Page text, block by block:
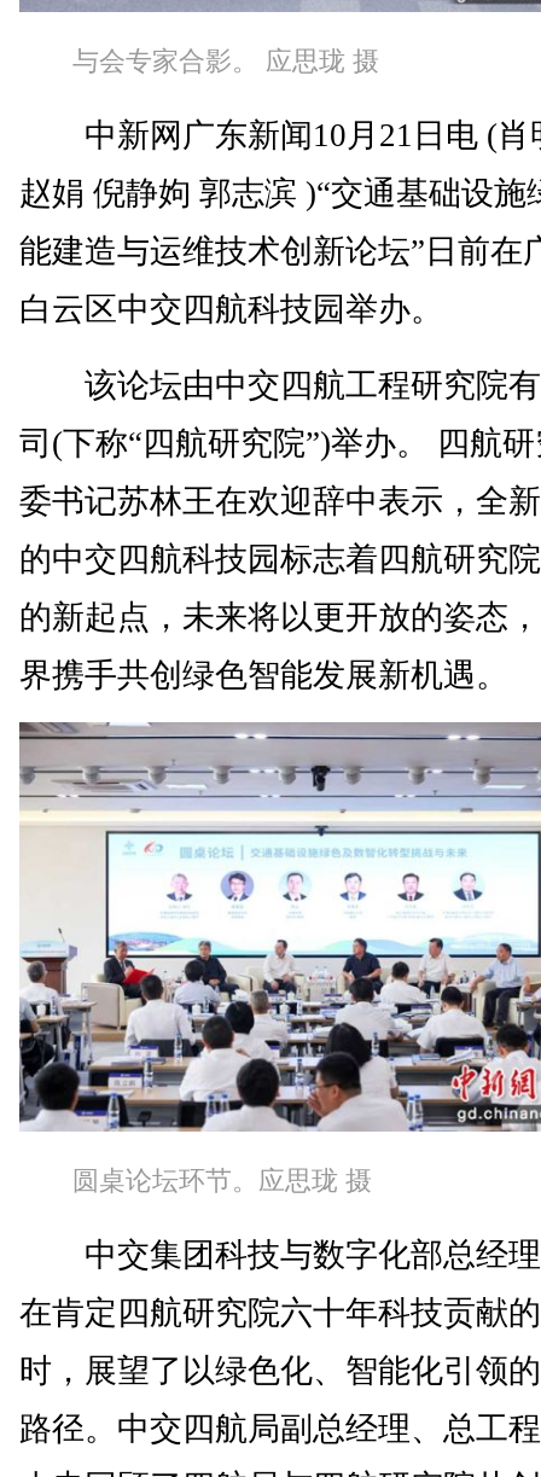
与会专家合影。 应思珑 摄
中新网广东新闻10月21日电 (肖
赵娟 倪静姁 郭志滨 )“交通基础设施
能建造与运维技术创新论坛”日前在
白云区中交四航科技园举办。
该论坛由中交四航工程研究院
司(下称“四航研究院”)举办。 四航
委书记苏林王在欢迎辞中表示，全
的中交四航科技园标志着四航研究
的新起点，未来将以更开放的姿态
界携手共创绿色智能发展新机遇。
圆桌论坛环节。应思珑 摄
中交集团科技与数字化部总经
在肯定四航研究院六十年科技贡献
时，展望了以绿色化、智能化引领
路径。中交四航局副总经理、总工